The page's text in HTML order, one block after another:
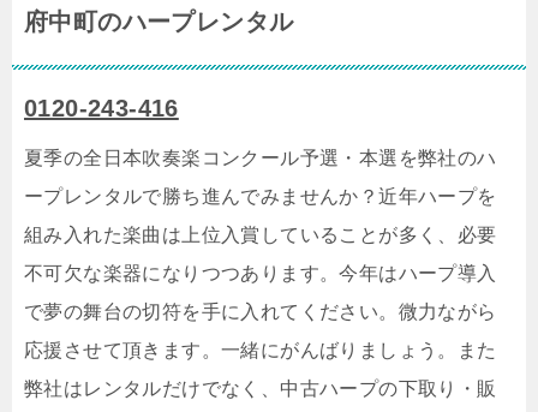
府中町のハープレンタル
0120-243-416
夏季の全日本吹奏楽コンクール予選・本選を弊社のハ
ープレンタルで勝ち進んでみませんか？近年ハープを
組み入れた楽曲は上位入賞していることが多く、必要
不可欠な楽器になりつつあります。今年はハープ導入
で夢の舞台の切符を手に入れてください。微力ながら
応援させて頂きます。一緒にがんばりましょう。また
弊社はレンタルだけでなく、中古ハープの下取り・販